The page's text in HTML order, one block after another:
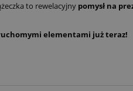
to rewelacyjny pomysł na
elementami już teraz!